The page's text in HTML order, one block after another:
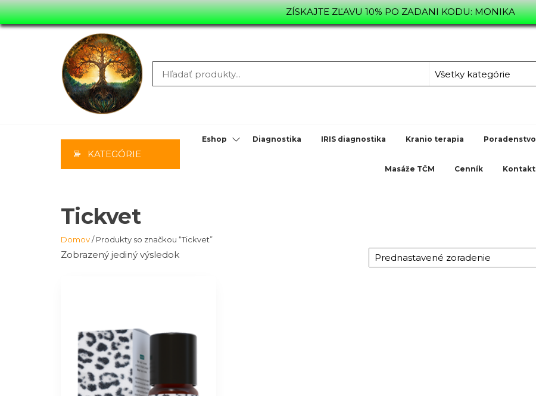
ZÍSKAJTE ZĽAVU 10% PO ZADANI KODU: MONIKA
Preskočiť
MOONYHILL.SK
PORADENSTVO,
PREDAJ
KATEGÓRIE
Eshop Diagnostika IRIS diagnostika Kranio terapia Poradenstvo
Masáže TČM Cenník Kontakt
Tickvet
Domov/ Produkty so značkou “Tickvet”
Zobrazený jediný výsledok